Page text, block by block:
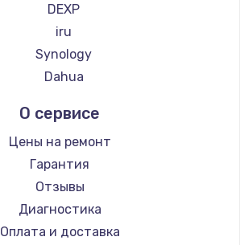
1250 руб.
Заказать
Настройка BIOS
1260 руб.
Замена видеочипа
Заказать
DEXP
iru
Synology
Dahua
О сервисе
Цены на ремонт
Гарантия
Отзывы
Диагностика
Оплата и доставка